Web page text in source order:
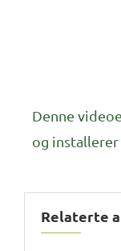
Denne
og
Relaterte